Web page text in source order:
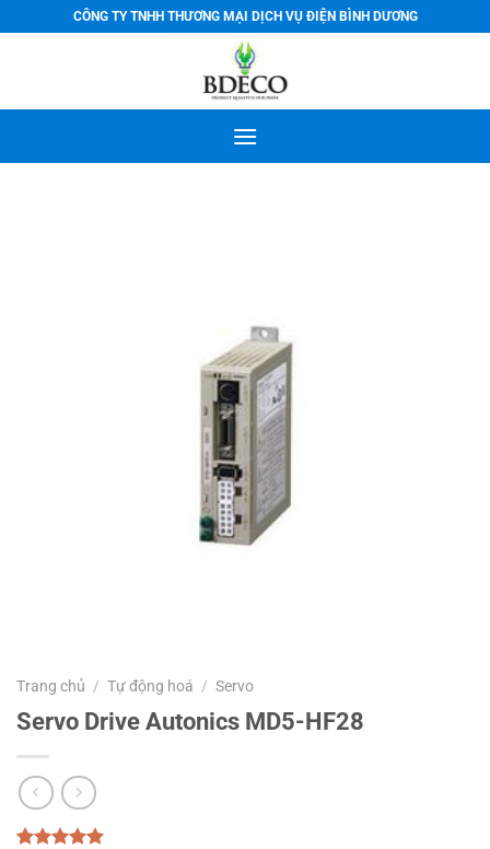
qua
CÔNG TY TNHH THƯƠNG MẠI DỊCH VỤ ĐIỆN BÌNH DƯƠNG
Trang chủ / Tự động hoá / Servo
Servo Drive Autonics MD5-HF28